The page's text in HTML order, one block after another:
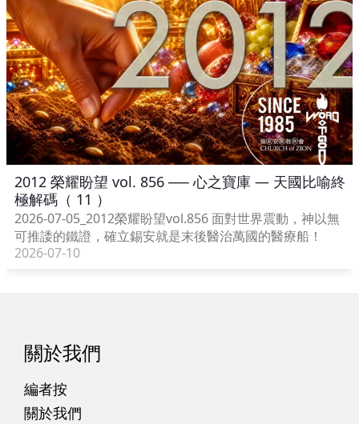
2012 榮耀盼望 vol. 856 ── 心之寶庫 — 天國比喻終
極解碼（ 11 ）
2026-07-05_2012榮耀盼望vol.856 面對世界震動，神以無
可推諉的鐵證，確立錫安就是末後醫治萬國的醫療船！
2026-07-10
關於我們
編者按
關於我們